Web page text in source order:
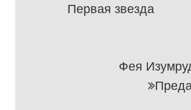
записям
Первая звезда
Фея